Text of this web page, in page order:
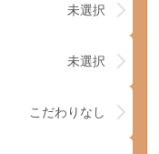
未選択
未選択
こだわりなし